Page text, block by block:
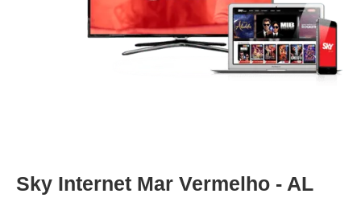
Sky Internet Mar Vermelho - AL